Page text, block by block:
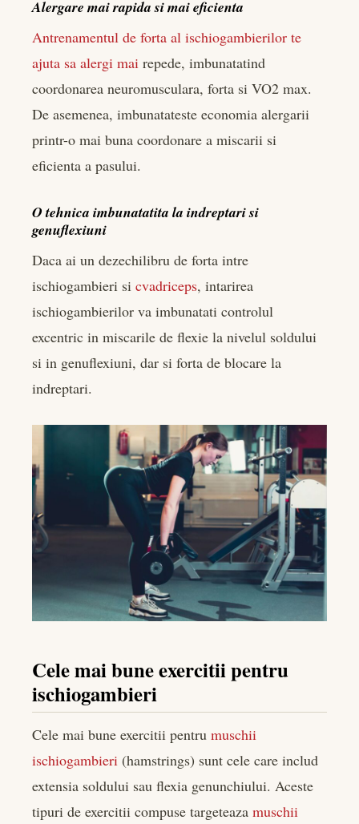
Alergare mai rapida si mai eficienta
Antrenamentul de forta al ischiogambierilor te
ajuta sa alergi mai repede, imbunatatind
coordonarea neuromusculara, forta si VO2 max.
De asemenea, imbunatateste economia alergarii
printr-o mai buna coordonare a miscarii si
eficienta a pasului.
O tehnica imbunatatita la indreptari si
genuflexiuni
Daca ai un dezechilibru de forta intre
ischiogambieri si cvadriceps, intarirea
ischiogambierilor va imbunatati controlul
excentric in miscarile de flexie la nivelul soldului
si in genuflexiuni, dar si forta de blocare la
indreptari.
Cele mai bune exercitii pentru
ischiogambieri
Cele mai bune exercitii pentru muschii
ischiogambieri (hamstrings) sunt cele care includ
extensia soldului sau flexia genunchiului. Aceste
tipuri de exercitii compuse targeteaza muschii